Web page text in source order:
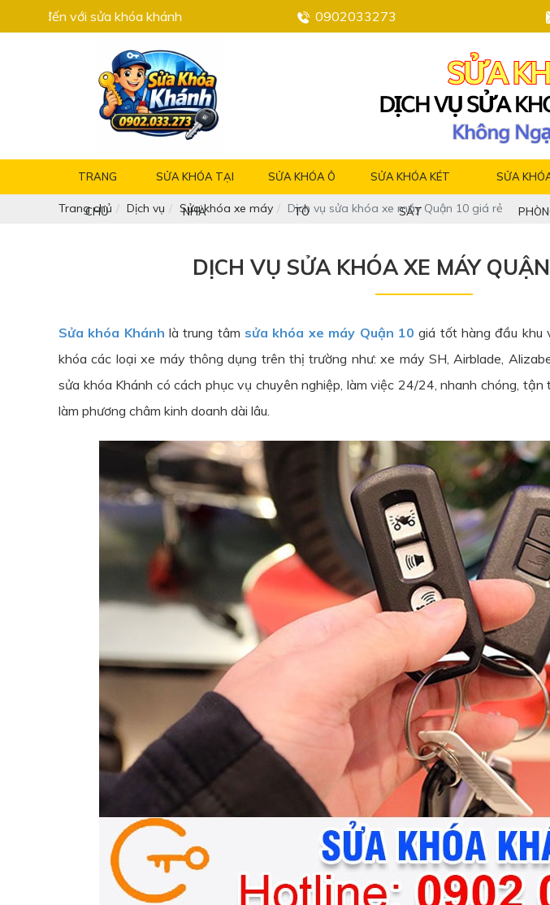
sửa khóa khánh 0902033273
TRANG
CHỦ
SỬA KHÓA TẠI
NHÀ
SỬA KHÓA Ô
TÔ
SỬA KHÓA KÉT
SẮT
SỬA
Trang chủ Dịch vụ Sửa khóa xe máy Dịch vụ sửa khóa xe máy Quận 10 giá rẻ
DỊCH VỤ SỬA KHÓA XE MÁY
Sửa khóa Khánh là trung tâm sửa khóa xe máy Quận 10 giá tốt hàng đầu khu
khóa các loại xe máy thông dụng trên thị trường như: xe máy SH, Airblade,
sửa khóa Khánh có cách phục vụ chuyên nghiệp, làm việc 24/24, nhanh chóng,
làm phương châm kinh doanh dài lâu.